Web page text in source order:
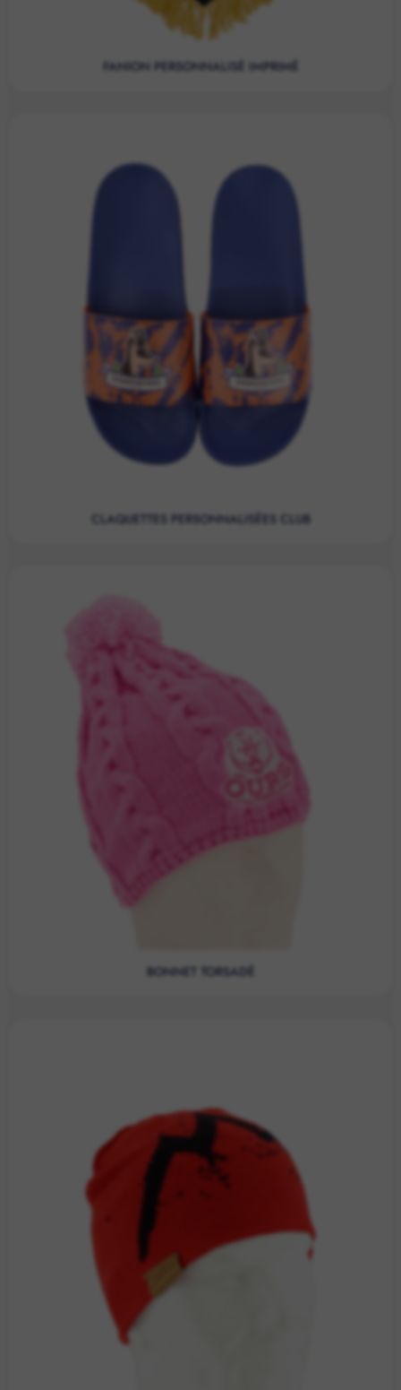
FANION PERSONNALISÉ IMPRIMÉ
CLAQUETTES PERSONNALISÉES CLUB
BONNET TORSADÉ